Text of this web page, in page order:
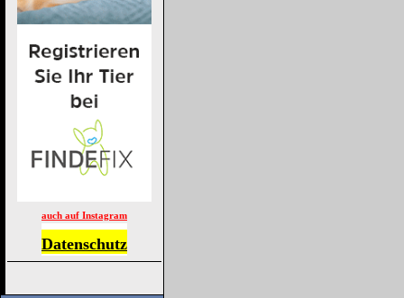
auch auf Instagram
Datenschutz